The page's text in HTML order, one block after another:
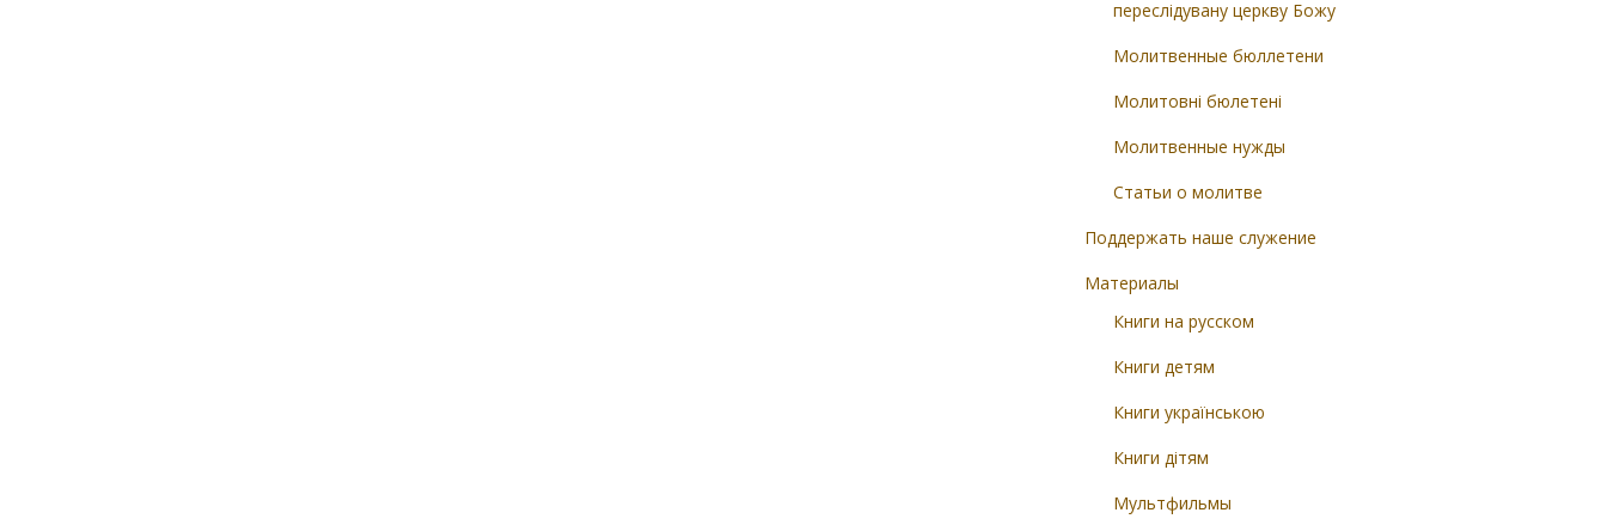
переслідувану церкву Божу
Молитвенные бюллетени
Молитовні бюлетені
Молитвенные нужды
Статьи о молитве
Поддержать наше служение
Материалы
Книги на русском
Книги детям
Книги українською
Книги дітям
Мультфильмы